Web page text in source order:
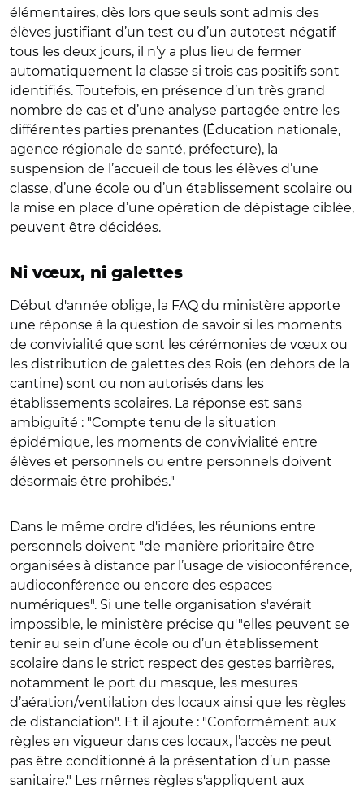
élémentaires, dès lors que seuls sont admis des
élèves justifiant d’un test ou d’un autotest négatif
tous les deux jours, il n’y a plus lieu de fermer
automatiquement la classe si trois cas positifs sont
identifiés. Toutefois, en présence d’un très grand
nombre de cas et d’une analyse partagée entre les
différentes parties prenantes (Éducation nationale,
agence régionale de santé, préfecture), la
suspension de l’accueil de tous les élèves d’une
classe, d’une école ou d’un établissement scolaire ou
la mise en place d’une opération de dépistage ciblée,
peuvent être décidées.
Ni vœux, ni galettes
Début d'année oblige, la FAQ du ministère apporte
une réponse à la question de savoir si les moments
de convivialité que sont les cérémonies de vœux ou
les distribution de galettes des Rois (en dehors de la
cantine) sont ou non autorisés dans les
établissements scolaires. La réponse est sans
ambiguïté : "Compte tenu de la situation
épidémique, les moments de convivialité entre
élèves et personnels ou entre personnels doivent
désormais être prohibés."
Dans le même ordre d'idées, les réunions entre
personnels doivent "de manière prioritaire être
organisées à distance par l’usage de visioconférence,
audioconférence ou encore des espaces
numériques". Si une telle organisation s'avérait
impossible, le ministère précise qu'"elles peuvent se
tenir au sein d’une école ou d’un établissement
scolaire dans le strict respect des gestes barrières,
notamment le port du masque, les mesures
d’aération/ventilation des locaux ainsi que les règles
de distanciation". Et il ajoute : "Conformément aux
règles en vigueur dans ces locaux, l’accès ne peut
pas être conditionné à la présentation d’un passe
sanitaire." Les mêmes règles s'appliquent aux